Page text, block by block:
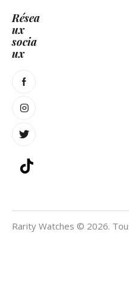
Résea
ux
socia
ux
Rarity Watches © 2026.